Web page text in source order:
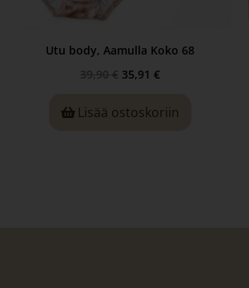
Utu body, Aamulla Koko 68
39,90 € 35,91 €
Lisää ostoskoriin